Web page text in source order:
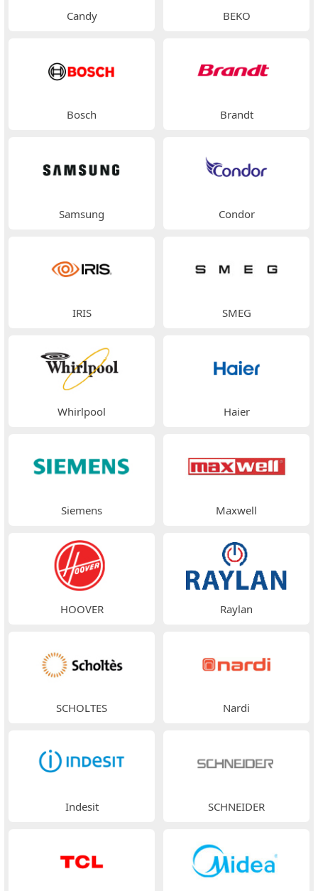
Candy BEKO
Bosch Brandt
Samsung Condor
IRIS SMEG
Whirlpool Haier
Siemens Maxwell
HOOVER Raylan
SCHOLTES Nardi
Indesit SCHNEIDER